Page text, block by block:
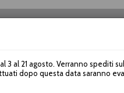
3 al 21 agosto. Verranno spediti
dopo questa data saranno